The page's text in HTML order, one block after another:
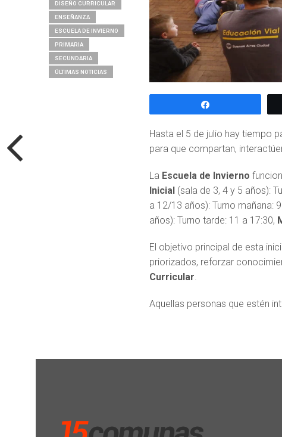
DISEÑO CURRICULAR
ENSEÑANZA
ESCUELA DE INVIERNO
PRIMARIA
SECUNDARIA
ÚLTIMAS NOTICIAS
Hasta el 5 de julio hay tiempo
para que compartan,
La Escuela de Invierno
Inicial (sala de 3, 4 y 5 años):
a 12/13 años): Turno mañana:
años): Turno tarde: 11 a 17:30,
El objetivo principal de esta
priorizados, reforzar
Curricular.
Aquellas personas que estén